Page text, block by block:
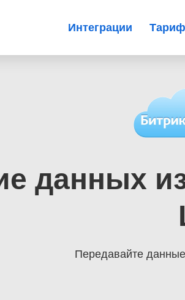
Интеграции
данных
Передавайте